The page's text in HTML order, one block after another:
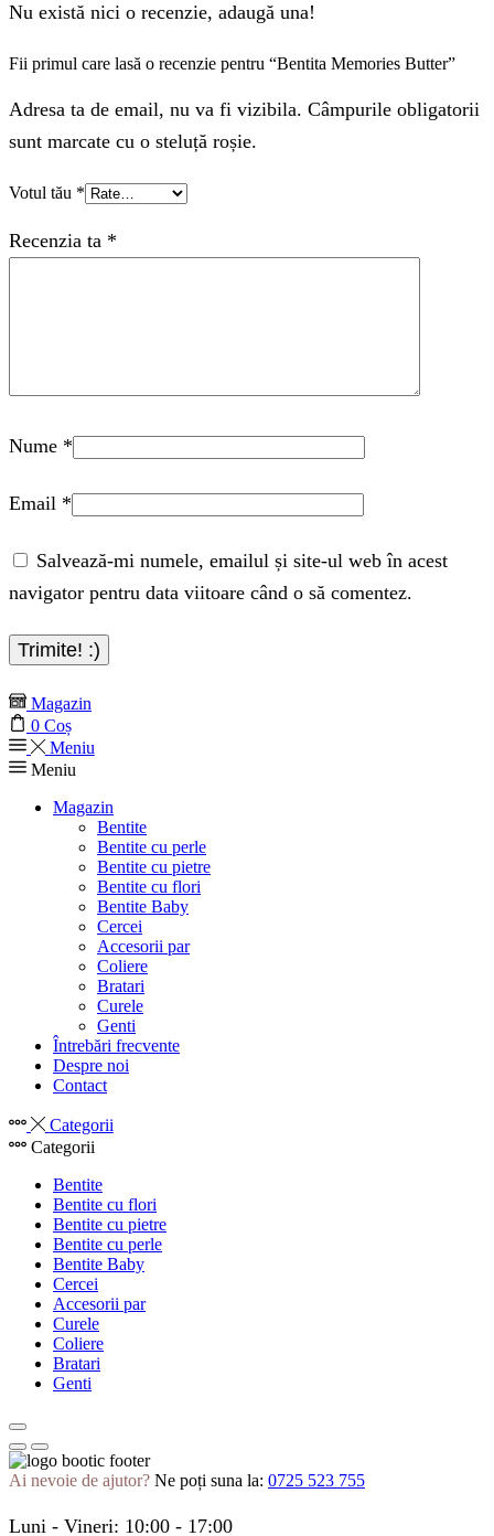
Nu există nici o recenzie, adaugă una!
Fii primul care lasă o recenzie pentru “Bentita Memories Butter”
Adresa ta de email, nu va fi vizibila. Câmpurile obligatorii
sunt marcate cu o steluță roșie.
Votul tău *
Recenzia ta *
Nume *
Email *
Salvează-mi numele, emailul și site-ul web în acest
navigator pentru data viitoare când o să comentez.
Magazin
0 Coș
Meniu
Meniu
Magazin
Bentite
Bentite cu perle
Bentite cu pietre
Bentite cu flori
Bentite Baby
Cercei
Accesorii par
Coliere
Bratari
Curele
Genti
Întrebări frecvente
Despre noi
Contact
Categorii
Categorii
Bentite
Bentite cu flori
Bentite cu pietre
Bentite cu perle
Bentite Baby
Cercei
Accesorii par
Curele
Coliere
Bratari
Genti
Ai nevoie de ajutor? Ne poți suna la: 0725 523 755
Luni - Vineri: 10:00 - 17:00